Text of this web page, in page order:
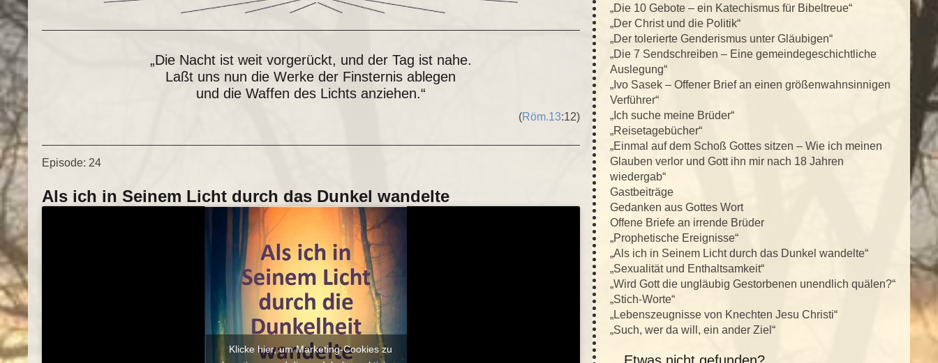
„Die Nacht ist weit vorgerückt, und der Tag ist nahe.
Laßt uns nun die Werke der Finsternis ablegen
und die Waffen des Lichts anziehen.“
(Röm.13:12)
Episode: 24
Als ich in Seinem Licht durch das Dunkel wandelte
Klicke hier, um Marketing-Cookies zu
„Die 10 Gebote – ein Katechismus für Bibeltreue“
„Der Christ und die Politik“
„Der tolerierte Genderismus unter Gläubigen“
„Die 7 Sendschreiben – Eine gemeindegeschichtliche
Auslegung“
„Ivo Sasek – Offener Brief an einen größenwahnsinnigen
Verführer“
„Ich suche meine Brüder“
„Reisetagebücher“
„Einmal auf dem Schoß Gottes sitzen – Wie ich meinen
Glauben verlor und Gott ihn mir nach 18 Jahren
wiedergab“
Gastbeiträge
Gedanken aus Gottes Wort
Offene Briefe an irrende Brüder
„Prophetische Ereignisse“
„Als ich in Seinem Licht durch das Dunkel wandelte“
„Sexualität und Enthaltsamkeit“
„Wird Gott die ungläubig Gestorbenen unendlich quälen?“
„Stich-Worte“
„Lebenszeugnisse von Knechten Jesu Christi“
„Such, wer da will, ein ander Ziel“